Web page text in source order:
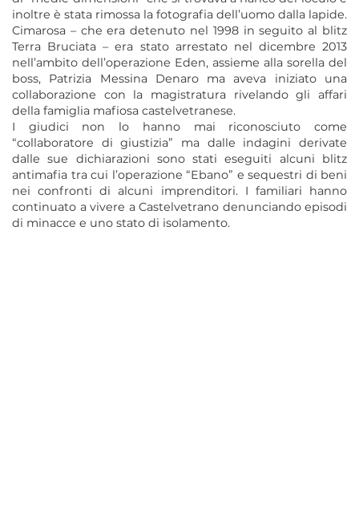
inoltre è stata rimossa la fotografia dell’uomo dalla lapide.
Cimarosa – che era detenuto nel 1998 in seguito al blitz
Terra Bruciata – era stato arrestato nel dicembre 2013
nell’ambito dell’operazione Eden, assieme alla sorella del
boss, Patrizia Messina Denaro ma aveva iniziato una
collaborazione con la magistratura rivelando gli affari
della famiglia mafiosa castelvetranese.
I giudici non lo hanno mai riconosciuto come
“collaboratore di giustizia” ma dalle indagini derivate
dalle sue dichiarazioni sono stati eseguiti alcuni blitz
antimafia tra cui l’operazione “Ebano” e sequestri di beni
nei confronti di alcuni imprenditori. I familiari hanno
continuato a vivere a Castelvetrano denunciando episodi
di minacce e uno stato di isolamento.